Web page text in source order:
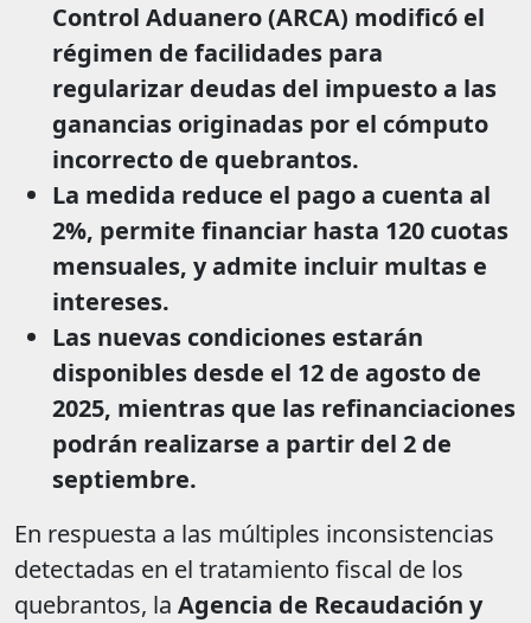
Control Aduanero (ARCA) modificó el
régimen de facilidades para
regularizar deudas del impuesto a las
ganancias originadas por el cómputo
incorrecto de quebrantos.
La medida reduce el pago a cuenta al
2%, permite financiar hasta 120 cuotas
mensuales, y admite incluir multas e
intereses.
Las nuevas condiciones estarán
disponibles desde el 12 de agosto de
2025, mientras que las refinanciaciones
podrán realizarse a partir del 2 de
septiembre.
En respuesta a las múltiples inconsistencias
detectadas en el tratamiento fiscal de los
quebrantos, la Agencia de Recaudación y